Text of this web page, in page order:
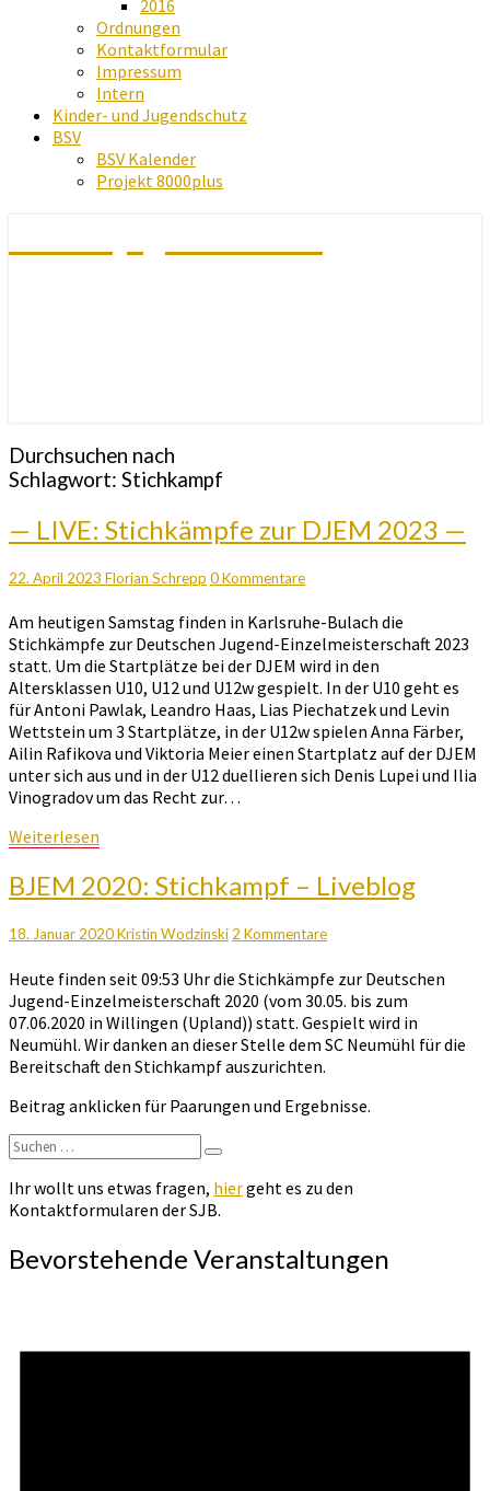
2016
Ordnungen
Kontaktformular
Impressum
Intern
Kinder- und Jugendschutz
BSV
BSV Kalender
Projekt 8000plus
Durchsuchen nach
Schlagwort: Stichkampf
LIVE:
Stichkämpfe
zur
DJEM
2023
—
— LIVE: Stichkämpfe zur DJEM 2023 —
22. April 2023 Florian Schrepp Kommentare
0 Kommentare
Am heutigen Samstag finden in Karlsruhe-Bulach die
Stichkämpfe zur Deutschen Jugend-Einzelmeisterschaft 2023
statt. Um die Startplätze bei der DJEM wird in den
Altersklassen U10, U12 und U12w gespielt. In der U10 geht es
für Antoni Pawlak, Leandro Haas, Lias Piechatzek und Levin
Wettstein um 3 Startplätze, in der U12w spielen Anna Färber,
Ailin Rafikova und Viktoria Meier einen Startplatz auf der DJEM
unter sich aus und in der U12 duellieren sich Denis Lupei und Ilia
Vinogradov um das Recht zur…
Weiterlesen
BJEM
2020:
Stichkampf
–
BJEM 2020: Stichkampf – Liveblog
18. Januar 2020Kristin Wodzinski Kommentare
2 Kommentare
Heute finden seit 09:53 Uhr die Stichkämpfe zur Deutschen
Jugend-Einzelmeisterschaft 2020 (vom 30.05. bis zum
07.06.2020 in Willingen (Upland)) statt. Gespielt wird in
Neumühl. Wir danken an dieser Stelle dem SC Neumühl für die
Bereitschaft den Stichkampf auszurichten.
Beitrag anklicken für Paarungen und Ergebnisse.
Suchen
nach:
Suchen
Ihr wollt uns etwas fragen, hiergeht es zu den
Kontaktformularen der SJB.
Bevorstehende Veranstaltungen